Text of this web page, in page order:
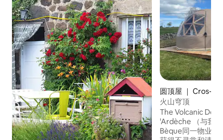
圆顶屋 ｜ Cros-
火山穹顶
The Volcanic
'Ardèche （与我
Bèque同一物业）